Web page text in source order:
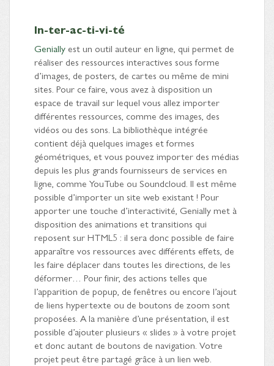
In-ter-ac-ti-vi-té
Genially est un outil auteur en ligne, qui permet de
réaliser des ressources interactives sous forme
d’images, de posters, de cartes ou même de mini
sites. Pour ce faire, vous avez à disposition un
espace de travail sur lequel vous allez importer
différentes ressources, comme des images, des
vidéos ou des sons. La bibliothèque intégrée
contient déjà quelques images et formes
géométriques, et vous pouvez importer des médias
depuis les plus grands fournisseurs de services en
ligne, comme YouTube ou Soundcloud. Il est même
possible d’importer un site web existant ! Pour
apporter une touche d’interactivité, Genially met à
disposition des animations et transitions qui
reposent sur HTML5 : il sera donc possible de faire
apparaître vos ressources avec différents effets, de
les faire déplacer dans toutes les directions, de les
déformer… Pour finir, des actions telles que
l’apparition de popup, de fenêtres ou encore l’ajout
de liens hypertexte ou de boutons de zoom sont
proposées. A la manière d’une présentation, il est
possible d’ajouter plusieurs « slides » à votre projet
et donc autant de boutons de navigation. Votre
projet peut être partagé grâce à un lien web.